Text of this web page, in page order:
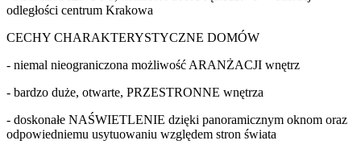
odległości centrum Krakowa
CECHY CHARAKTERYSTYCZNE DOMÓW
- niemal nieograniczona możliwość ARANŻACJI wnętrz
- bardzo duże, otwarte, PRZESTRONNE wnętrza
- doskonałe NAŚWIETLENIE dzięki panoramicznym oknom oraz
odpowiedniemu usytuowaniu względem stron świata